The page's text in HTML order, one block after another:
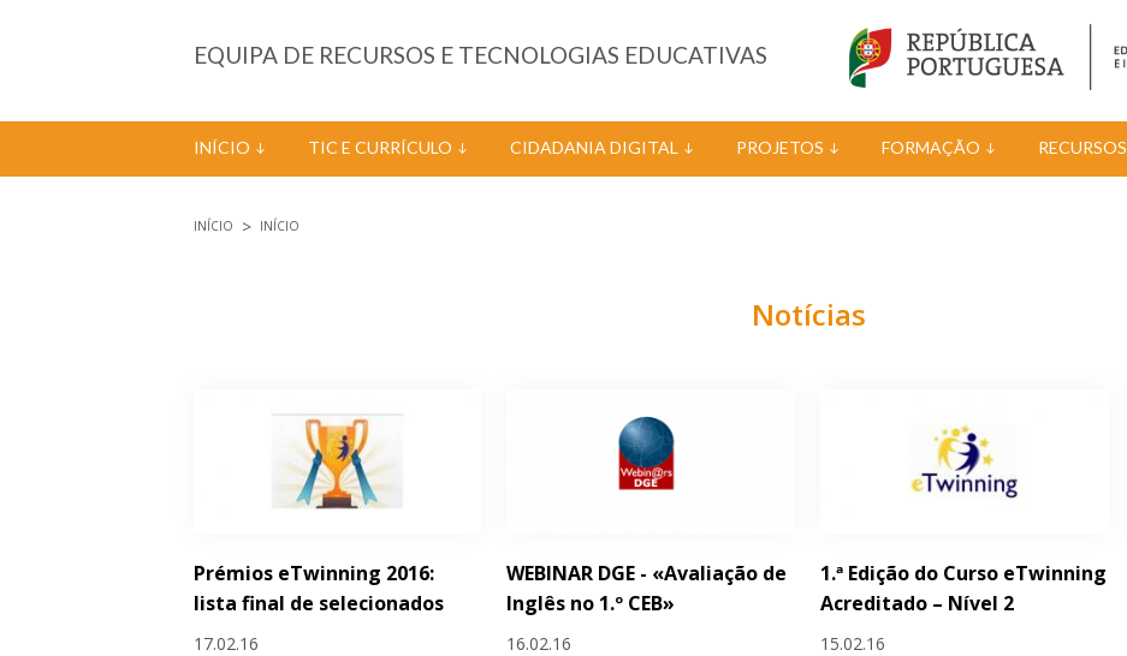
EQUIPA DE RECURSOS E TECNOLOGIAS EDUCATIVAS
INÍCIO TIC E CURRÍCULO CIDADANIA DIGITAL PROJETOS FORMAÇÃO RECURSOS
INÍCIO INÍCIO
Notícias
Prémios eTwinning 2016:
lista final de selecionados
17.02.16
WEBINAR DGE - «Avaliação de
Inglês no 1.º CEB»
16.02.16
1.ª Edição do Curso eTwinning
Acreditado – Nível 2
15.02.16
Páginas